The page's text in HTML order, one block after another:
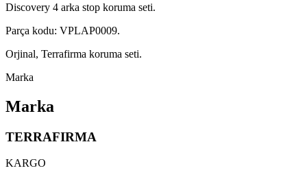
Discovery 4 arka stop koruma seti.
Parça kodu: VPLAP0009.
Orjinal, Terrafirma koruma seti.
Marka
Marka
TERRAFIRMA
KARGO